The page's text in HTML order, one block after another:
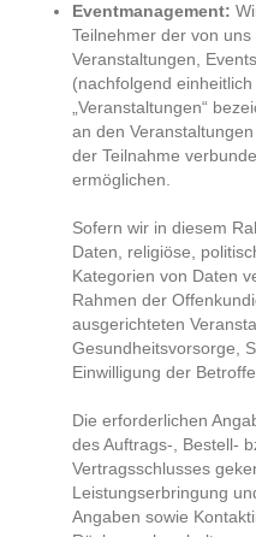
Eventmanagement:
Teilnehmer der von
Veranstaltungen,
(nachfolgend einheitlich
„Veranstaltungen“
an den
der Teilnahme
ermöglichen.
Sofern wir in diesem
Daten, religiöse,
Kategorien von Daten
Rahmen der
ausgerichteten
Gesundheitsvorsorge,
Einwilligung der
Die erforderlichen
des Auftrags-, Bestell-
Vertragsschlusses
Leistungserbringung
Angaben sowie